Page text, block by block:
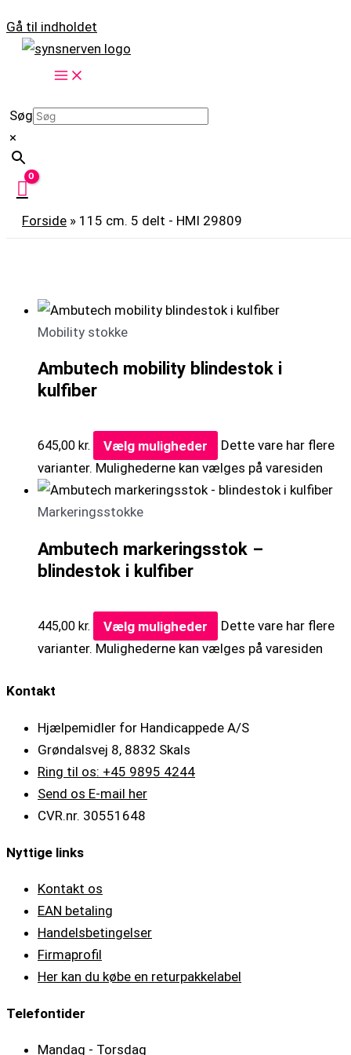
Gå til indholdet
Søg
×
Forside » 115 cm. 5 delt - HMI 29809
Mobility stokke
Ambutech mobility blindestok i
kulfiber
645,00 kr. Vælg muligheder
Dette vare har flere
varianter. Mulighederne kan vælges på varesiden
Markeringsstokke
Ambutech markeringsstok –
blindestok i kulfiber
445,00 kr. Vælg muligheder
Dette vare har flere
varianter. Mulighederne kan vælges på varesiden
Kontakt
Hjælpemidler for Handicappede A/S
Grøndalsvej 8, 8832 Skals
Ring til os: +45 9895 4244
Send os E-mail her
CVR.nr. 30551648
Nyttige links
Kontakt os
EAN betaling
Handelsbetingelser
Firmaprofil
Her kan du købe en returpakkelabel
Telefontider
Mandag - Torsdag